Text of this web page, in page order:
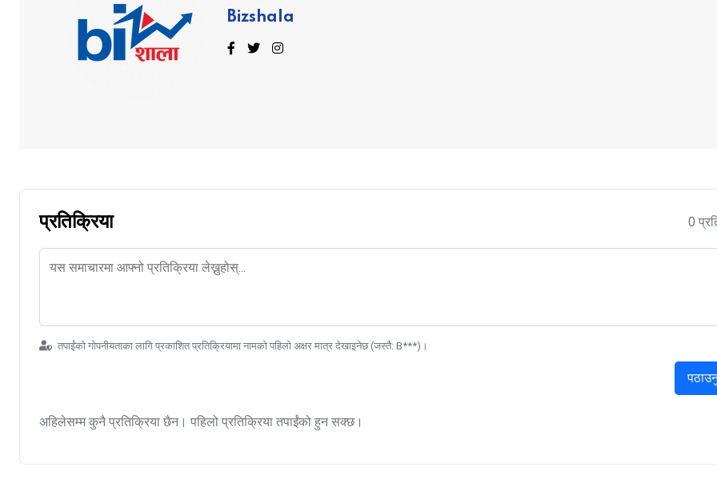
Bizshala
प्रतिक्रिया 0
तपाईंको गोपनीयताका लागि प्रकाशित प्रतिक्रियामा नामको पहिलो अक्षर मात्र देखाइनेछ (जस्तै: B***)।
अहिलेसम्म कुनै प्रतिक्रिया छैन। पहिलो प्रतिक्रिया तपाईंको हुन सक्छ।